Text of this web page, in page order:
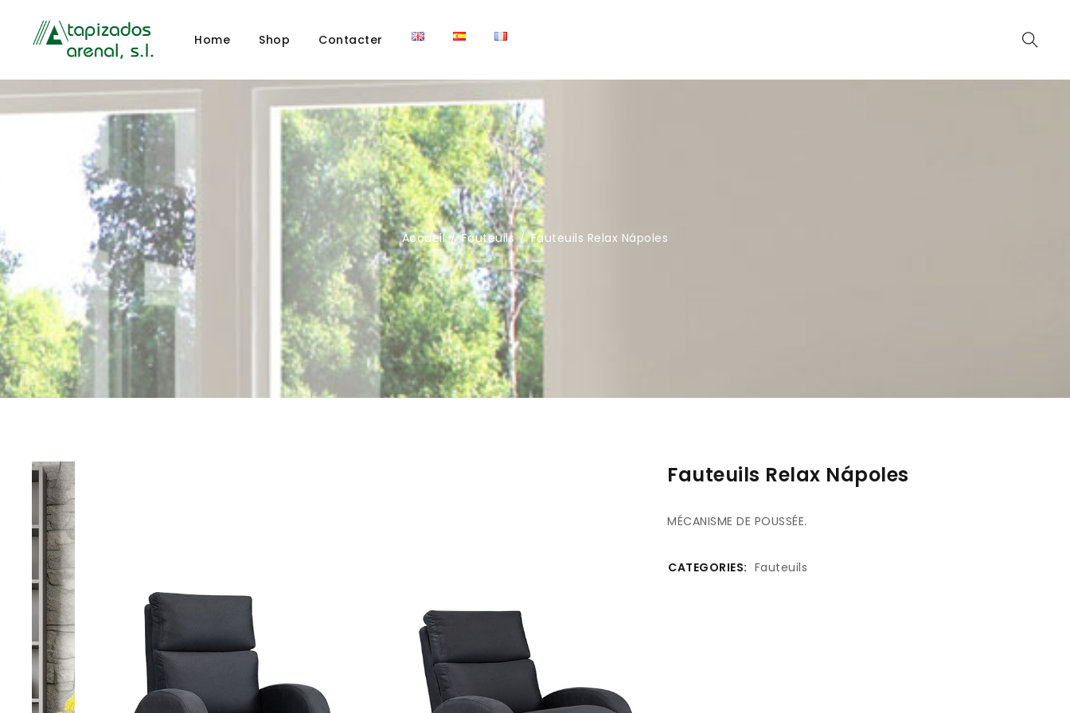
Home Shop Contacter
Accueil / Fauteuils / Fauteuils Relax Nápoles
Fauteuils Relax Nápoles
MÉCANISME DE POUSSÉE.
CATEGORIES: Fauteuils